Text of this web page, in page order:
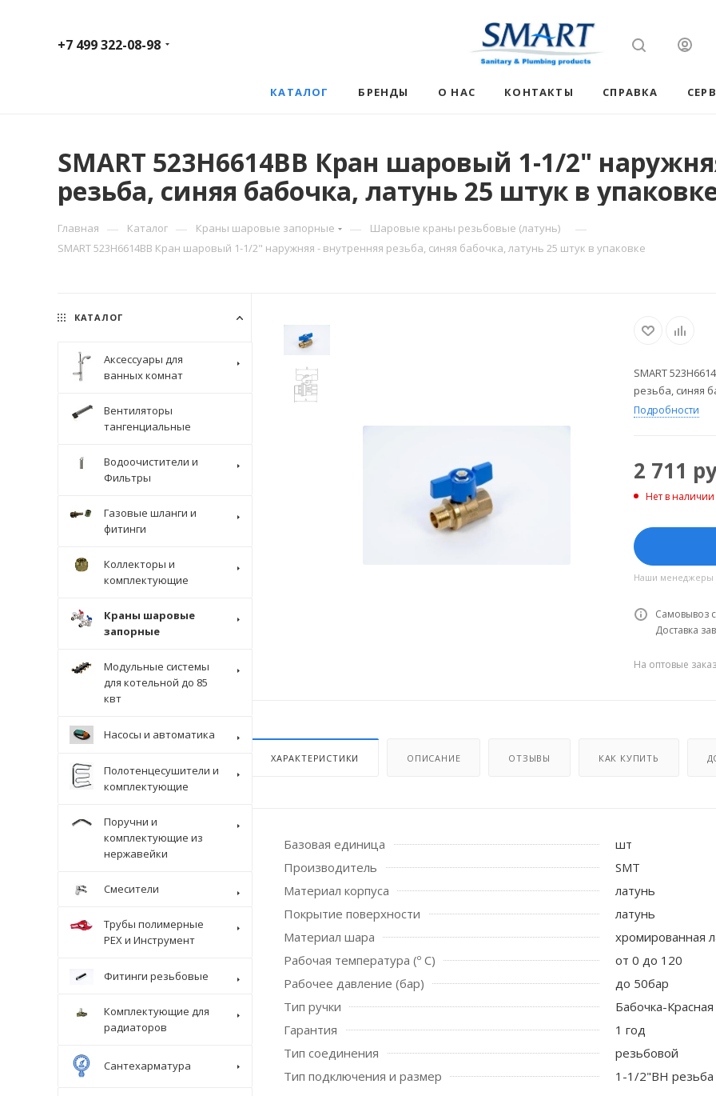
+7 499 322-08-98
КАТАЛОГ БРЕНДЫ О НАС КОНТАКТЫ СПРАВКА
SMART 523H6614BB Кран шаровый 1-1/2"
резьба, синяя бабочка, латунь 25 штук в
Главная — Каталог — Краны шаровые запорные — Шаровые краны резьбовые (латунь) —
SMART 523H6614BB Кран шаровый 1-1/2" наружняя - внутренняя резьба, синяя бабочка, латунь 25 штук в упаковке
SMART
резьба, синяя
Подробности
2 711
Нет в наличии
Наши менеджеры
Самовывоз
Доставка
На оптовые
ХАРАКТЕРИСТИКИ ОПИСАНИЕ ОТЗЫВЫ КАК КУПИТЬ
Базовая единица
шт
Производитель
SMT
Материал корпуса
латунь
Покрытие поверхности
латунь
Материал шара
хромированная
Рабочая температура (º С)
от 0 до 120
Рабочее давление (бар)
до 50бар
Тип ручки
Бабочка-Красная
Гарантия
1 год
Тип соединения
резьбовой
Тип подключения и размер
1-1/2"ВН
КАТАЛОГ
Аксессуары для
ванных комнат
Вентиляторы
тангенциальные
Водоочистители и
Фильтры
Газовые шланги и
фитинги
Коллекторы и
комплектующие
Краны шаровые
запорные
Модульные системы
для котельной до 85
квт
Насосы и автоматика
Полотенцесушители и
комплектующие
Поручни и
комплектующие из
нержавейки
Крепеж стоек для поручня
Смесители
Трубы полимерные
PEX и Инструмент
Фитинги резьбовые
Комплектующие для
радиаторов
Сантехарматура